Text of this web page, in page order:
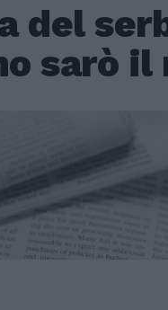
del
sarò il